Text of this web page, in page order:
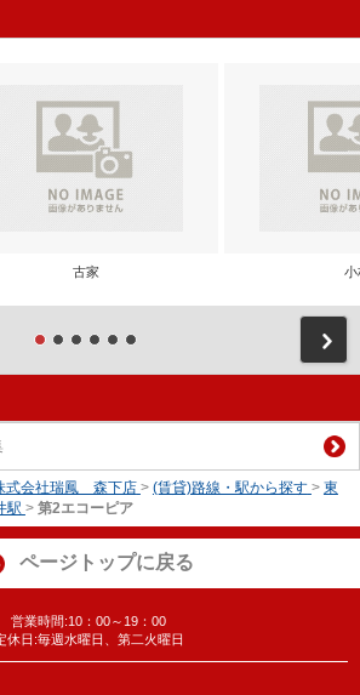
古家 小
式会社瑞鳳 森下店 > (賃貸)路線・駅から探す > 東
駅 > 第2エコーピア
ページトップに戻る
営業時間:10：00～19：00
休日:毎週水曜日、第二火曜日